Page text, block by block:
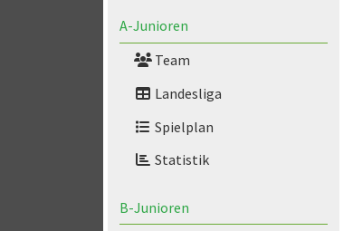
A-Junioren
Team
Landesliga
Spielplan
Statistik
B-Junioren